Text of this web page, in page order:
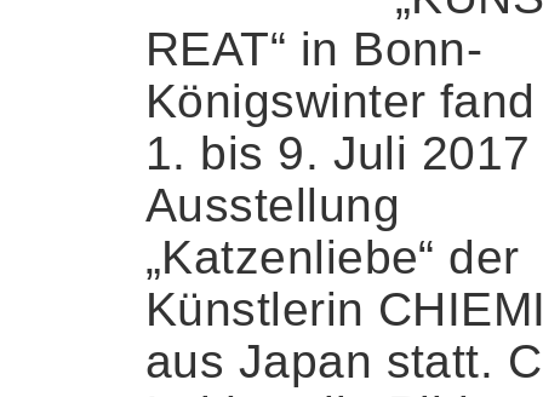
REAT“ in Bonn-
Königswinter
1. bis 9. Juli 2017
Ausstellung
„Katzenliebe“ der
Künstlerin
aus Japan statt.